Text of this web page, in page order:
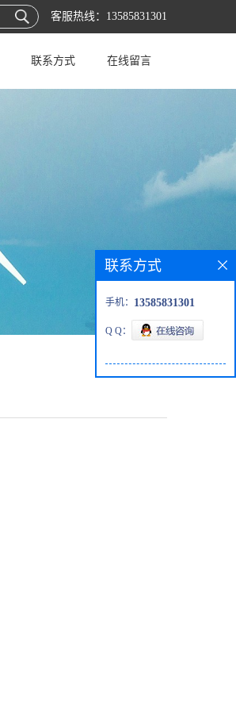
客服热线： 13585831301
联系方式 在线留言
联系方式
手机： 13585831301
Q Q：